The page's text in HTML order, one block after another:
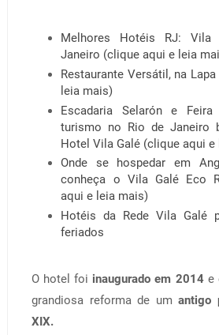
Melhores Hotéis RJ: Vila
Janeiro (clique aqui e leia
Restaurante Versátil, na
leia mais)
Escadaria Selarón e Feira
turismo no Rio de Janeiro
Hotel Vila Galé (clique aqui
Onde se hospedar em
conheça o Vila Galé Eco
aqui e leia mais)
Hotéis da Rede Vila Galé
feriados
O hotel foi inaugurado em 2014e
grandiosa reforma de umantigo
XIX.